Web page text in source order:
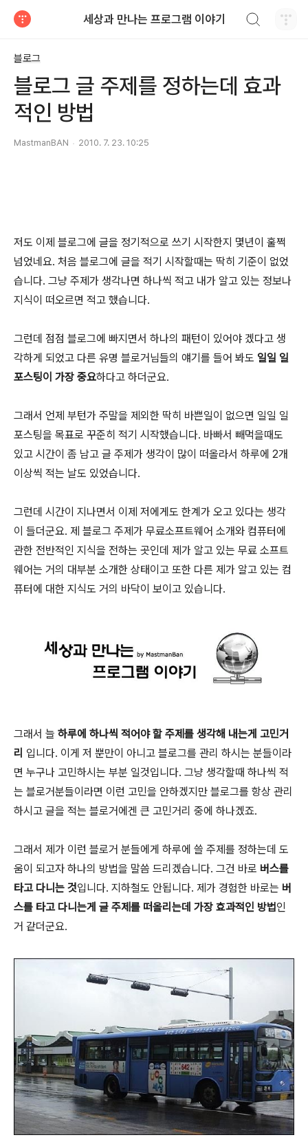
세상과 만나는 프로그램 이야기
블로그
블로그 글 주제를 정하는데 효과
적인 방법
MastmanBAN 2010. 7. 23. 10:25
저도 이제 블로그에 글을 정기적으로 쓰기 시작한지 몇년이 훌쩍
넘었네요. 처음 블로그에 글을 적기 시작할때는 딱히 기준이 없었
습니다. 그냥 주제가 생각나면 하나씩 적고 내가 알고 있는 정보나
지식이 떠오르면 적고 했습니다.
그런데 점점 블로그에 빠지면서 하나의 패턴이 있어야 겠다고 생
각하게 되었고 다른 유명 블로거님들의 얘기를 들어 봐도 일일 일
포스팅이 가장 중요하다고 하더군요.
그래서 언제 부턴가 주말을 제외한 딱히 바쁜일이 없으면 일일 일
포스팅을 목표로 꾸준히 적기 시작했습니다. 바빠서 빼먹을때도
있고 시간이 좀 남고 글 주제가 생각이 많이 떠올라서 하루에 2개
이상씩 적는 날도 있었습니다.
그런데 시간이 지나면서 이제 저에게도 한계가 오고 있다는 생각
이 들더군요. 제 블로그 주제가 무료소프트웨어 소개와 컴퓨터에
관한 전반적인 지식을 전하는 곳인데 제가 알고 있는 무료 소프트
웨어는 거의 대부분 소개한 상태이고 또한 다른 제가 알고 있는 컴
퓨터에 대한 지식도 거의 바닥이 보이고 있습니다.
그래서 늘 하루에 하나씩 적어야 할 주제를 생각해 내는게 고민거
리 입니다. 이게 저 뿐만이 아니고 블로그를 관리 하시는 분들이라
면 누구나 고민하시는 부분 일것입니다. 그냥 생각할때 하나씩 적
는 블로거분들이라면 이런 고민을 안하겠지만 블로그를 항상 관리
하시고 글을 적는 블로거에겐 큰 고민거리 중에 하나겠죠.
그래서 제가 이런 블로거 분들에게 하루에 쓸 주제를 정하는데 도
움이 되고자 하나의 방법을 말씀 드리겠습니다. 그건 바로 버스를
타고 다니는 것입니다. 지하철도 안됩니다. 제가 경험한 바로는 버
스를 타고 다니는게 글 주제를 떠올리는데 가장 효과적인 방법 인
거 같더군요.